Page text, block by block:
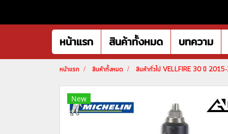
หน้าแรก สินค้าทั้งหมด บทความ
หน้าแรก สินค้าทั้งหมด สินค้าทั่วไป VELLFIRE 30 ปี
New